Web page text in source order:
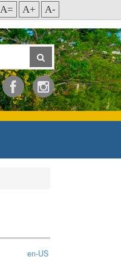
A= A+ A-
en-US